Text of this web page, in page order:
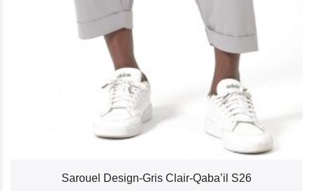
Sarouel Design-Gris Clair-Qaba’il S26